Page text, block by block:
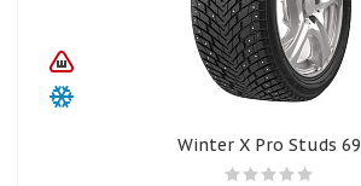
Winter X Pro Studs 69